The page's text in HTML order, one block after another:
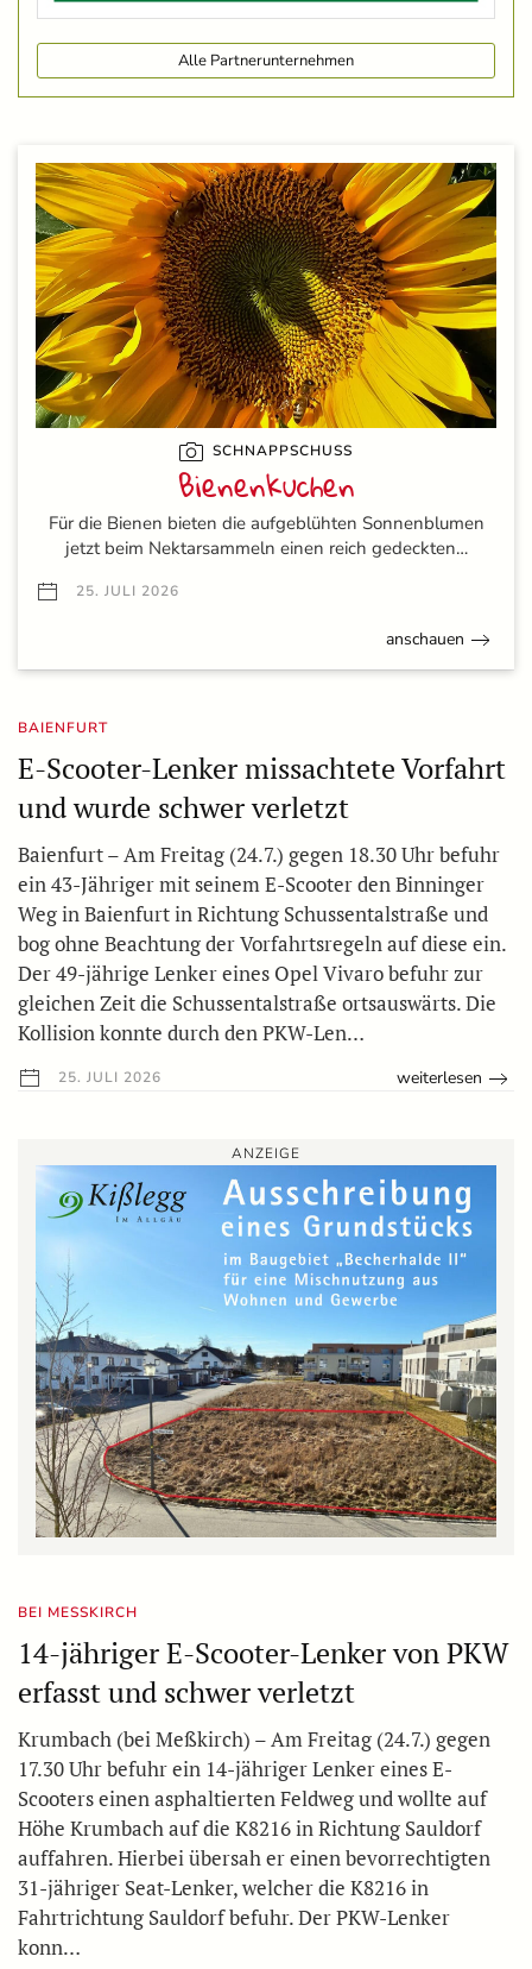
Alle Partnerunternehmen
SCHNAPPSCHUSS
Bienenkuchen
Für die Bienen bieten die aufgeblühten Sonnenblumen
jetzt beim Nektarsammeln einen reich gedeckten…
25. JULI 2026
anschauen
BAIENFURT
E-Scooter-Lenker missachtete Vorfahrt
und wurde schwer verletzt
Baienfurt – Am Freitag (24.7.) gegen 18.30 Uhr befuhr
ein 43-Jähriger mit seinem E-Scooter den Binninger
Weg in Baienfurt in Richtung Schussentalstraße und
bog ohne Beachtung der Vorfahrtsregeln auf diese ein.
Der 49-jährige Lenker eines Opel Vivaro befuhr zur
gleichen Zeit die Schussentalstraße ortsauswärts. Die
Kollision konnte durch den PKW-Len…
25. JULI 2026 weiterlesen
ANZEIGE
BEI MESSKIRCH
14-jähriger E-Scooter-Lenker von PKW
erfasst und schwer verletzt
Krumbach (bei Meßkirch) – Am Freitag (24.7.) gegen
17.30 Uhr befuhr ein 14-jähriger Lenker eines E-
Scooters einen asphaltierten Feldweg und wollte auf
Höhe Krumbach auf die K8216 in Richtung Sauldorf
auffahren. Hierbei übersah er einen bevorrechtigten
31-jähriger Seat-Lenker, welcher die K8216 in
Fahrtrichtung Sauldorf befuhr. Der PKW-Lenker
konn…